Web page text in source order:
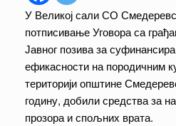
У Великој сали СО
потписивање Уговора са
Јавног позива за
ефикасности на породичним
територији општине
годину, добили средства за
прозора и спољних врата.